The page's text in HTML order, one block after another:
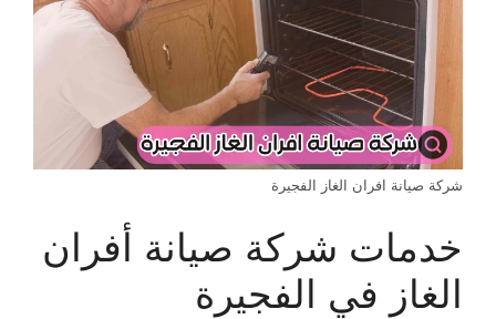
شركة صيانة افران الغاز الفجيرة
خدمات شركة صيانة أفران
الغاز في الفجيرة